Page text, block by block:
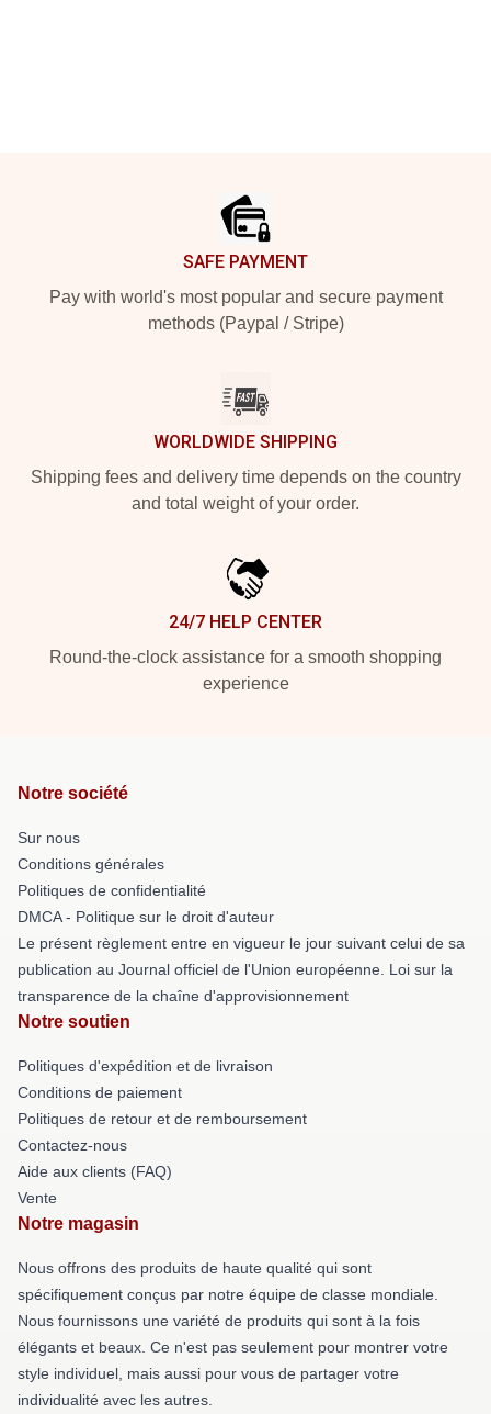
SAFE PAYMENT
Pay with world's most popular and secure payment
methods (Paypal / Stripe)
WORLDWIDE SHIPPING
Shipping fees and delivery time depends on the country
and total weight of your order.
24/7 HELP CENTER
Round-the-clock assistance for a smooth shopping
experience
Notre société
Sur nous
Conditions générales
Politiques de confidentialité
DMCA - Politique sur le droit d'auteur
Le présent règlement entre en vigueur le jour suivant celui de sa
publication au Journal officiel de l'Union européenne. Loi sur la
transparence de la chaîne d'approvisionnement
Notre soutien
Politiques d'expédition et de livraison
Conditions de paiement
Politiques de retour et de remboursement
Contactez-nous
Aide aux clients (FAQ)
Vente
Notre magasin
Nous offrons des produits de haute qualité qui sont
spécifiquement conçus par notre équipe de classe mondiale.
Nous fournissons une variété de produits qui sont à la fois
élégants et beaux. Ce n'est pas seulement pour montrer votre
style individuel, mais aussi pour vous de partager votre
individualité avec les autres.